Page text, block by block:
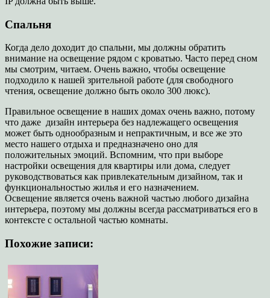
Спальня
Когда дело доходит до спальни, мы должны обратить
внимание на освещение рядом с кроватью. Часто перед сном
мы смотрим, читаем. Очень важно, чтобы освещение
подходило к нашей зрительной работе (для свободного
чтения, освещение должно быть около 300 люкс).
Правильное освещение в наших домах очень важно, потому
что даже дизайн интерьера без надлежащего освещения
может быть однообразным и непрактичным, и все же это
место нашего отдыха и предназначено оно для
положительных эмоций. Вспомним, что при выборе
настройки освещения для квартиры или дома, следует
руководствоваться как привлекательным дизайном, так и
функциональностью жилья и его назначением.
Освещение является очень важной частью любого дизайна
интерьера, поэтому мы должны всегда рассматриваться его в
контексте с остальной частью комнаты.
Похожие записи: